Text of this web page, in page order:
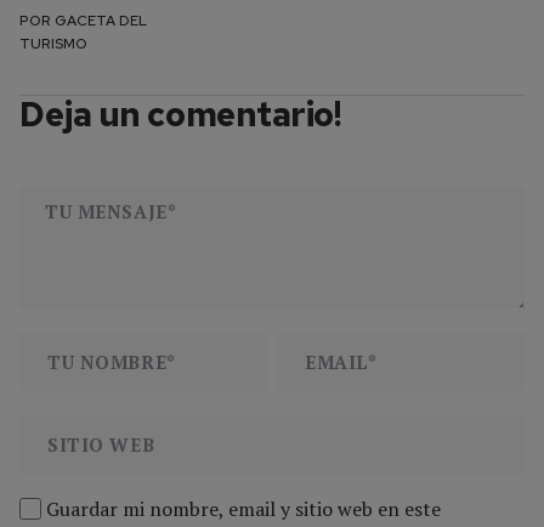
POR GACETA DEL
TURISMO
Deja un comentario!
Guardar mi nombre, email y sitio web en este